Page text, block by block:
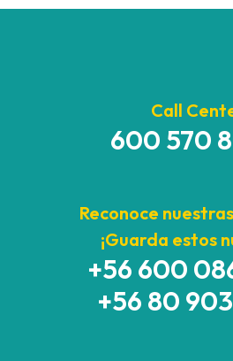
Call
600 570
Reconoce
¡Guarda estos
+56 600
+56 80